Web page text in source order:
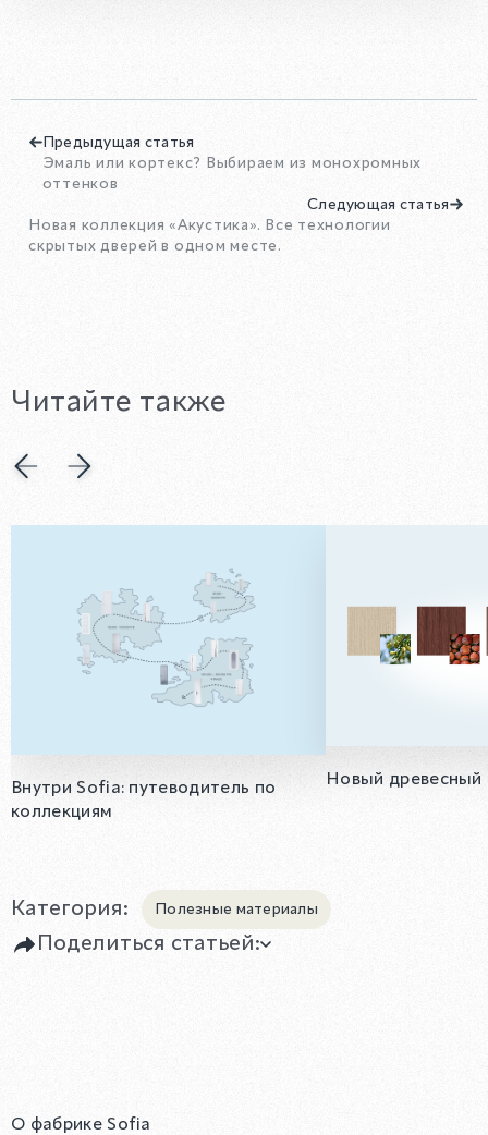
Предыдущая статья
Эмаль или кортекс? Выбираем из монохромных
оттенков
Следующая статья
Новая коллекция «Акустика». Все технологии
скрытых дверей в одном месте.
Читайте также
Внутри Sofia: путеводитель по
коллекциям
Новый древесный
Категория: Полезные материалы
Поделиться статьей:
О фабрике Sofia